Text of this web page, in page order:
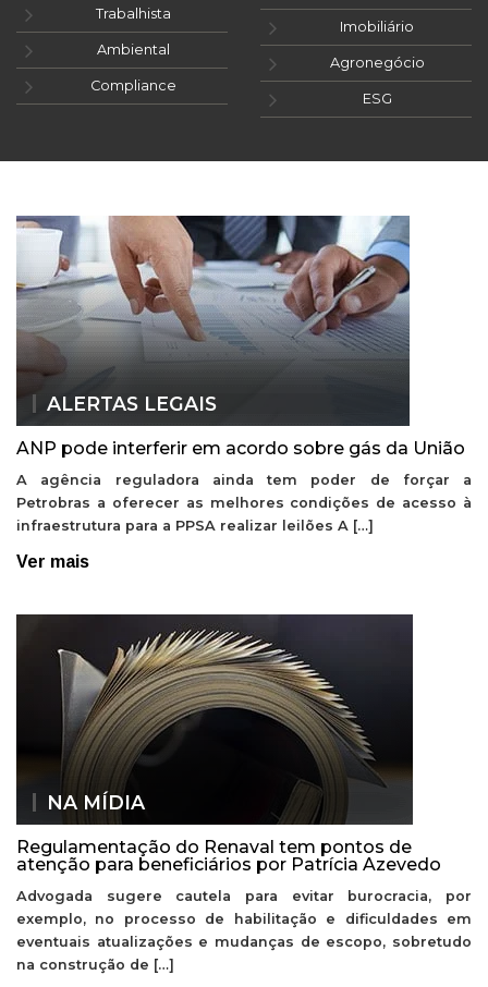
Trabalhista
Ambiental
Compliance
Imobiliário
Agronegócio
ESG
ALERTAS LEGAIS
ANP pode interferir em acordo sobre gás da União
A agência reguladora ainda tem poder de forçar a
Petrobras a oferecer as melhores condições de acesso à
infraestrutura para a PPSA realizar leilões A […]
Ver mais
NA MÍDIA
Regulamentação do Renaval tem pontos de
atenção para beneficiários por Patrícia Azevedo
Advogada sugere cautela para evitar burocracia, por
exemplo, no processo de habilitação e dificuldades em
eventuais atualizações e mudanças de escopo, sobretudo
na construção de […]